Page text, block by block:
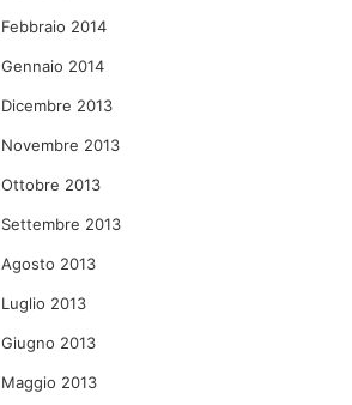
Febbraio 2014
Gennaio 2014
Dicembre 2013
Novembre 2013
Ottobre 2013
Settembre 2013
Agosto 2013
Luglio 2013
Giugno 2013
Maggio 2013